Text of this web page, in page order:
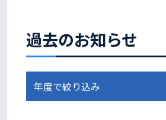
過去のお知らせ